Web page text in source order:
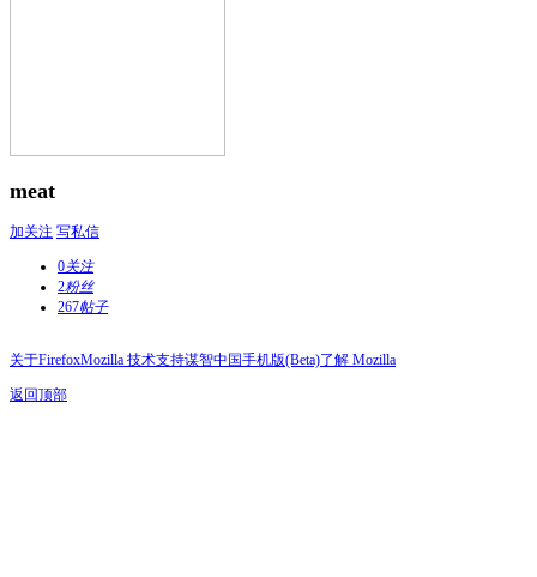
meat
加关注 写私信
0关注
2粉丝
267帖子
关于FirefoxMozilla 技术支持谋智中国手机版(Beta)了解 Mozilla
返回顶部